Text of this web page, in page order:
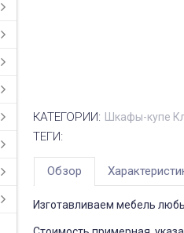
КАТЕГОРИИ: Шкафы-купе
ТЕГИ:
Обзор
Изготавливаем мебель